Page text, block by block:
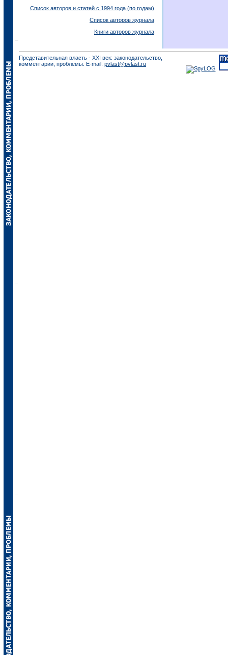
Список авторов и статей с 1994 года (по годам)
Список авторов журнала
Книги авторов журнала
Представительная власть - XXI век: законодательство,
комментарии, проблемы. E-mail: pvlast@pvlast.ru